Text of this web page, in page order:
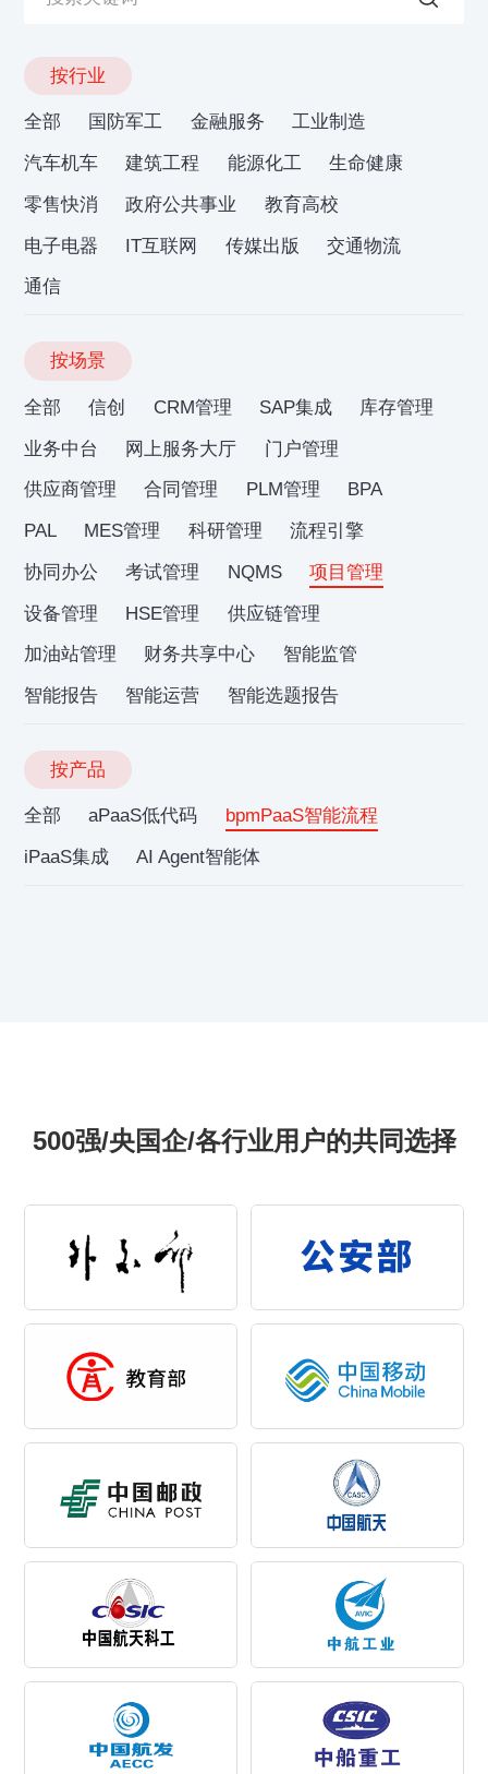
按行业
全部 国防军工 金融服务
工业制造
汽车机车
建筑工程 能源化工
生命健康
零售快消
政府公共事业
教育高校
电子电器
IT互联网 传媒出版
交通物流
通信
按场景
全部 信创 CRM管理 SAP集成
库存管理
业务中台
网上服务大厅
门户管理
供应商管理
合同管理 PLM管理
BPA
PAL
MES管理 科研管理
流程引擎
协同办公
考试管理 NQMS
项目管理
设备管理
HSE管理
供应链管理
加油站管理
财务共享中心
智能监管
智能报告
智能运营 智能选题报告
按产品
全部 aPaaS低代码
bpmPaaS智能流程
iPaaS集成
AI Agent智能体
500强/央国企/各行业用户的共同选择